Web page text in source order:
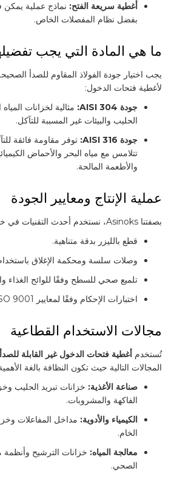
أغطية سريعة الفتح: نماذج عملية يمكن
بفضل نظام المفصلات الخاص.
ما هي المادة التي يجب
يجب اختيار جودة الفولاذ المقاوم للصدأ
لأغطية فتحات الدخول:
جودة AISI 304:
مثالية لخزانات
الحليب والبيئات غير المسببة للتآكل.
جودة AISI 316:
توفر مقاومة فائقة
تتلامس مع مياه البحر والأحماض
والأطعمة المالحة.
عملية الإنتاج ومعايير الجودة
بصفتنا Asinoks، نستخدم أحدث التقنيات في خط إنتاجنا:
قطع بالليزر بدقة متناهية.
وصلات سلسة ومحكمة الإغلاق
تلميع صحي للسطح وفقًا للوائح الغذاء
اختبارات الإحكام وفقًا لمعايير ISO 9001 و CE.
مجالات الاستخدام القطاعية
تُستخدم أغطية فتحات الدخول غير القابلة للصدأ
المجالات التالية حيث تكون النظافة بالغة
صناعة الأغذية: خزانات تبريد الحليب
الفاكهة والمشروبات.
الكيمياء والأدوية: مداخل المفاعلات
الخام.
معالجة المياه: خزانات الترشيح
الصحي.